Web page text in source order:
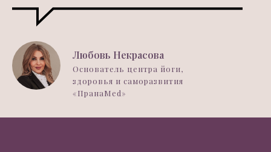
Любовь Некрасова
Основатель центра йоги,
здоровья и саморазвития
«ПранаMed»